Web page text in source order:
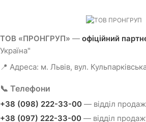
ТОВ «ПРОНГРУП» — офіційний
Україна"
📍 Адреса: м. Львів, вул.
📞 Телефони
+38 (098) 222-33-00 — відділ
+38 (097) 222-33-00 — відділ